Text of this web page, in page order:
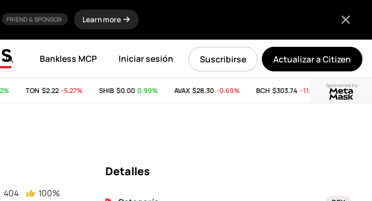
FRIEND & SPONSOR Learn more
Actualizar a Citizen
Suscribirse
Iniciar sesión
Bankless MCP
Sponsored by
TON$2.22 -5.27% SHIB$0.00 0.99% AVAX$28.30 -0.69% BCH$303.74 -11.53% LINK$8.20
404 100%
Detalles